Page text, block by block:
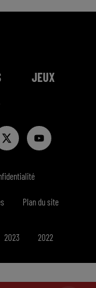
JEUX
Plan du site
2023 2022